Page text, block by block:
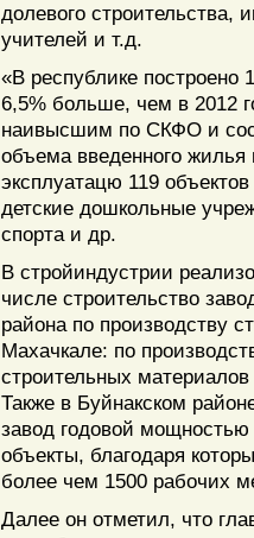
долевого строительства,
учителей и т.д.
«В республике построено
6,5% больше, чем в 2012
наивысшим по СКФО и
объема введенного жилья
эксплуатацю 119
детские дошкольные
спорта и др.
В стройиндустрии
числе строительство
района по производству
Махачкале: по
строительных
Также в Буйнакском
завод годовой
объекты, благодаря
более чем 1500 рабочих
Далее он отметил, что